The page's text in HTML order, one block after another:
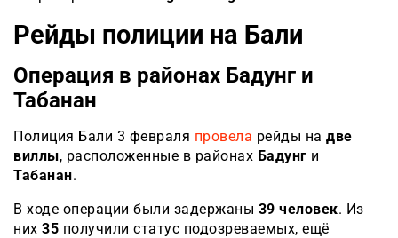
Рейды полиции на Бали
Операция в районах Бадунг и
Табанан
Полиция Бали 3 февраля провела рейды на две
виллы, расположенные в районах Бадунг и
Табанан.
В ходе операции были задержаны 39 человек. Из
них 35 получили статус подозреваемых, ещё